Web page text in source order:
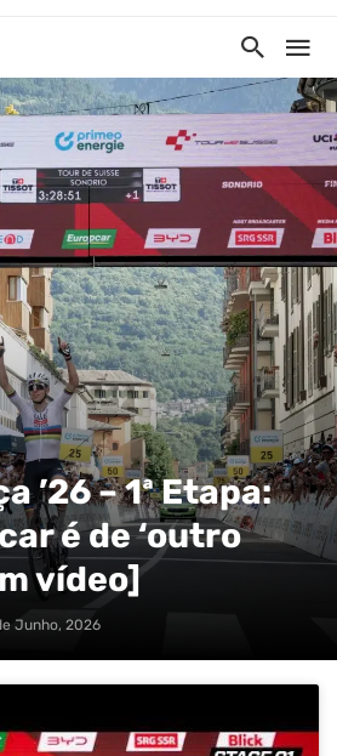
’26 – 1ª Etapa:
é de ‘outro
vídeo]
Junho, 2026